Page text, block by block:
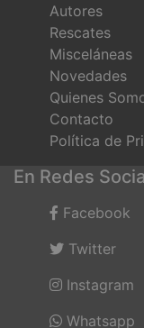
Autores
Rescates
Misceláneas
Novedades
Quienes
Contacto
Política de
En Redes
Facebook
Twitter
Instagram
Whatsapp